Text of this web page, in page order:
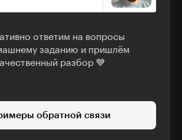
ответим на вопросы
заданию и пришлём
разбор 💙
обратной связи